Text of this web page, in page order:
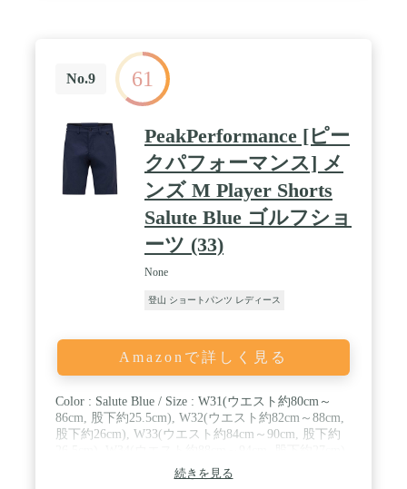
No.9 61
PeakPerformance [ピー
クパフォーマンス] メ
ンズ M Player Shorts
Salute Blue ゴルフショ
ーツ (33)
None
登山 ショートパンツ レディース
Amazonで詳しく見る
Color : Salute Blue / Size : W31(ウエスト約80cm～
86cm, 股下約25.5cm), W32(ウエスト約82cm～88cm,
股下約26cm), W33(ウエスト約84cm～90cm, 股下約
続きを見る